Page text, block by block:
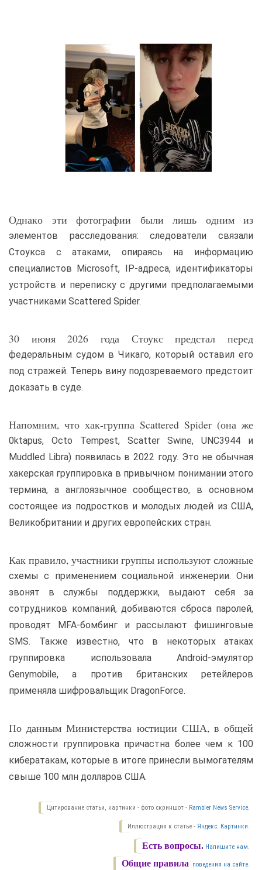
Однако эти фотографии были лишь одним из
элементов расследования: следователи связали
Стоукса с атаками, опираясь на информацию
специалистов Microsoft, IP-адреса, идентификаторы
устройств и переписку с другими предполагаемыми
участниками Scattered Spider.
30 июня 2026 года Стоукс предстал перед
федеральным судом в Чикаго, который оставил его
под стражей. Теперь вину подозреваемого предстоит
доказать в суде.
Напомним, что хак-группа Scattered Spider (она же
0ktapus, Octo Tempest, Scatter Swine, UNC3944 и
Muddled Libra) появилась в 2022 году. Это не обычная
хакерская группировка в привычном понимании этого
термина, а англоязычное сообщество, в основном
состоящее из подростков и молодых людей из США,
Великобритании и других европейских стран.
Как правило, участники группы используют сложные
схемы с применением социальной инженерии. Они
звонят в службы поддержки, выдают себя за
сотрудников компаний, добиваются сброса паролей,
проводят MFA-бомбинг и рассылают фишинговые
SMS. Также известно, что в некоторых атаках
группировка использовала Android-эмулятор
Genymobile, а против британских ретейлеров
применяла шифровальщик DragonForce.
По данным Министерства юстиции США, в общей
сложности группировка причастна более чем к 100
кибератакам, которые в итоге принесли вымогателям
свыше 100 млн долларов США.
Цитирование статьи, картинки - фото скриншот - Rambler News Service.
Иллюстрация к статье - Яндекс. Картинки.
Есть вопросы. Напишите нам.
Общие правила поведения на сайте.